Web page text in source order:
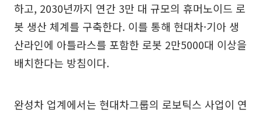
하고, 2030년까지 연간 3만 대 규모의 휴머노이드 로
봇 생산 체계를 구축한다. 이를 통해 현대차·기아 생
산라인에 아틀라스를 포함한 로봇 2만5000대 이상을
배치한다는 방침이다.
완성차 업계에서는 현대차그룹의 로보틱스 사업이 연